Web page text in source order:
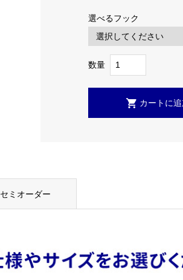
選べるフック
数量
セミオーダー